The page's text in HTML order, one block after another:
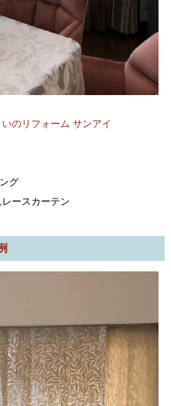
のリフォーム サンアイ
グ
ースカーテン